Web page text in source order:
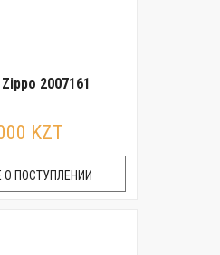
2007161
KZT
ПОСТУПЛЕНИИ